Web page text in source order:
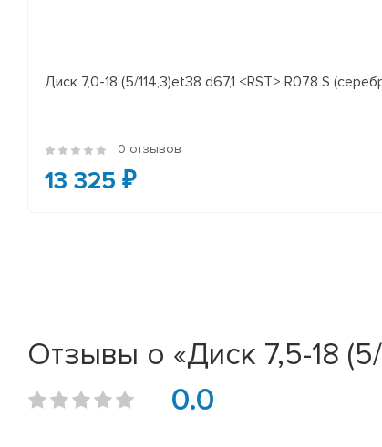
Диск 7,0-18 (5/114,3)et38 d67,1 <RST> R078 S
0 отзывов
13 325 ₽
Отзывы о «Диск 7,5-18 (5/
0.0